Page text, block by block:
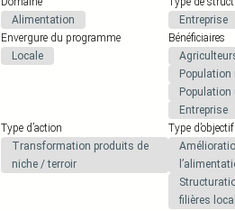
Alimentation
Entreprise
Envergure du programme
Locale
Bénéficiaires
Population
Population
Entreprise
Type d’action
Transformation produits de
niche / terroir
Type d’objectif
filières